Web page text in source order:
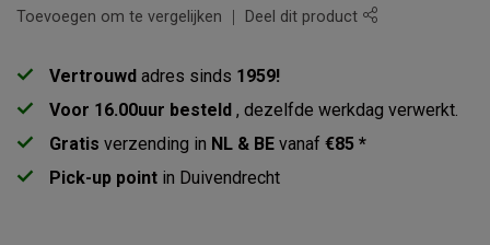
Toevoegen om te vergelijken Deel dit product
Vertrouwd adres sinds 1959!
Voor 16.00uur besteld , dezelfde werkdag verwerkt.
Gratis verzending in NL & BE vanaf €85 *
Pick-up point in Duivendrecht